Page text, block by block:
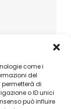
come i
del
di
o ID unici
può influire